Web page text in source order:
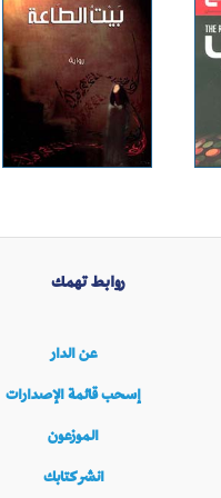
روابط تهمك
عن الدار
إسحب قائمة الإصدارات
الموزعون
انشر كتابك